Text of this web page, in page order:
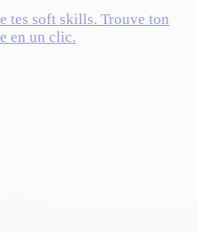
tes soft skills. Trouve ton
en un clic.